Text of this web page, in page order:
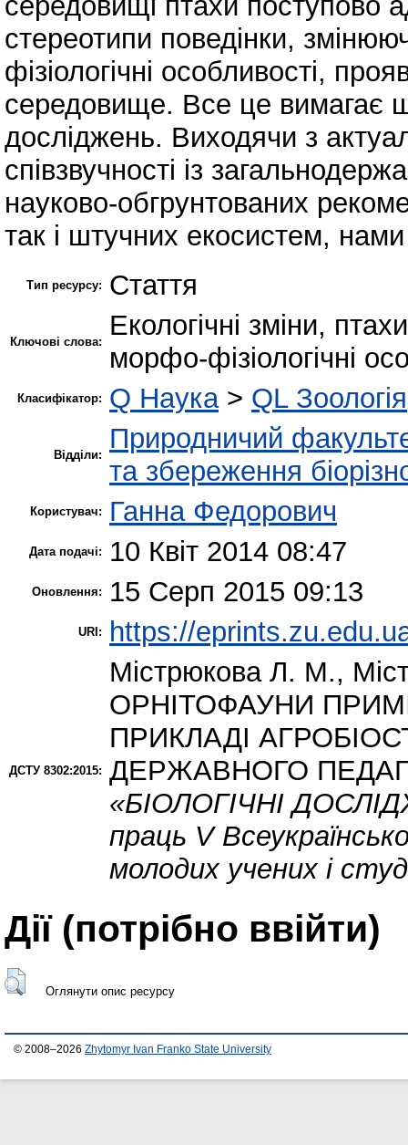
стереотипи поведінки,
фізіологічні особливості,
середовище. Все це вимагає
досліджень. Виходячи з
співзвучності із
науково-обгрунтованих
так і штучних екосистем,
Тип ресурсу: Стаття
Ключові слова:
Екологічні зміни,
морфо-фізіологічні
Класифікатор: Q Наука> QL Зоологія
Відділи:
Природничий
та збереження
Користувач: Ганна Федорович
Дата подачі: 10 Квіт 2014 08:47
Оновлення: 15 Серп 2015 09:13
URI: https://
ДСТУ 8302:2015:
Містрюкова Л. М.,
ОРНІТОФАУНИ
ПРИКЛАДІ
ДЕРЖАВНОГО
«БІОЛОГІЧНІ
праць V
молодих учених і
Дії ​​(потрібно ввійти)
Оглянути опис ресурсу
© 2008–2026 Zhytomyr Ivan Franko State University